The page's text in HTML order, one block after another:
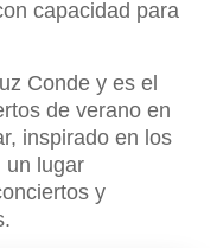
capacidad para
Conde y es el
de verano en
inspirado en los
un lugar
y